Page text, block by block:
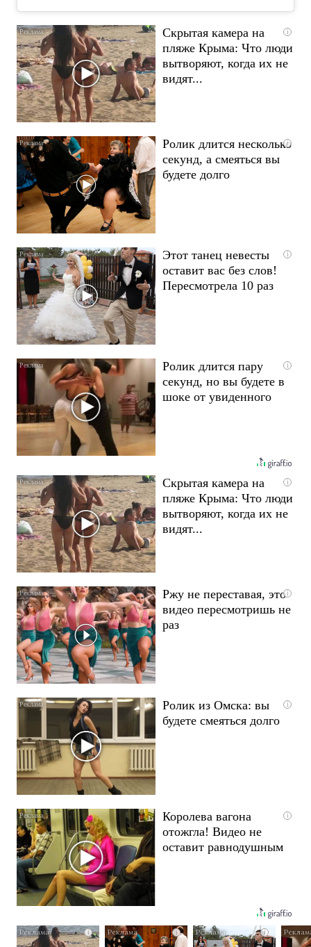
i
Скрытая камера на
пляже Крыма: Что люди
вытворяют, когда их не
видят...
i
Ролик длится несколько
секунд, а смеяться вы
будете долго
i
Этот танец невесты
оставит вас без слов!
Пересмотрела 10 раз
i
Ролик длится пару
секунд, но вы будете в
шоке от увиденного
i
Скрытая камера на
пляже Крыма: Что люди
вытворяют, когда их не
видят...
i
Ржу не переставая, это
видео пересмотришь не
раз
i
Ролик из Омска: вы
будете смеяться долго
i
Королева вагона
отожгла! Видео не
оставит равнодушным
i i i